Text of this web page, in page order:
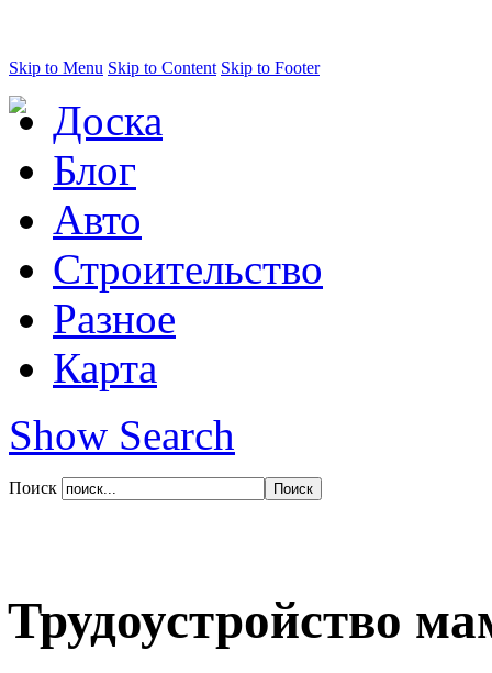
Skip to Menu Skip to Content Skip to Footer
Доска
Блог
Авто
Строительство
Разное
Карта
Show Search
Поиск
Трудоустройство